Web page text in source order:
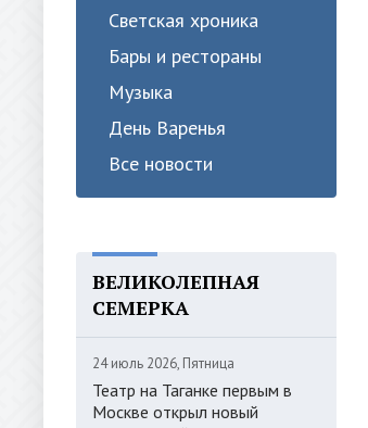
Светская хроника
Бары и рестораны
Музыка
День Варенья
Все новости
ВЕЛИКОЛЕПНАЯ
СЕМЕРКА
24 июль 2026, Пятница
Театр на Таганке первым в
Москве открыл новый